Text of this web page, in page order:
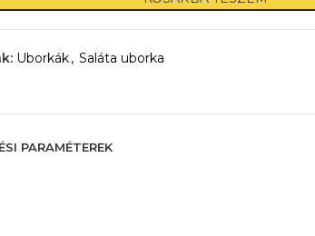
Uborkák, Saláta uborka
PARAMÉTEREK